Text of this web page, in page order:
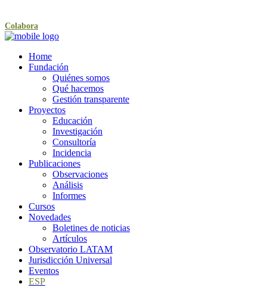
Colabora
Home
Fundación
Quiénes somos
Qué hacemos
Gestión transparente
Proyectos
Educación
Investigación
Consultoría
Incidencia
Publicaciones
Observaciones
Análisis
Informes
Cursos
Novedades
Boletines de noticias
Artículos
Observatorio LATAM
Jurisdicción Universal
Eventos
ESP